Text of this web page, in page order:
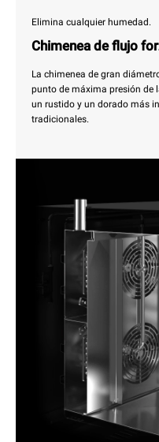
Elimina cualquier humedad.
Chimenea de flujo
La chimenea de gran
punto de máxima presión de
un rustido y un dorado más
tradicionales.